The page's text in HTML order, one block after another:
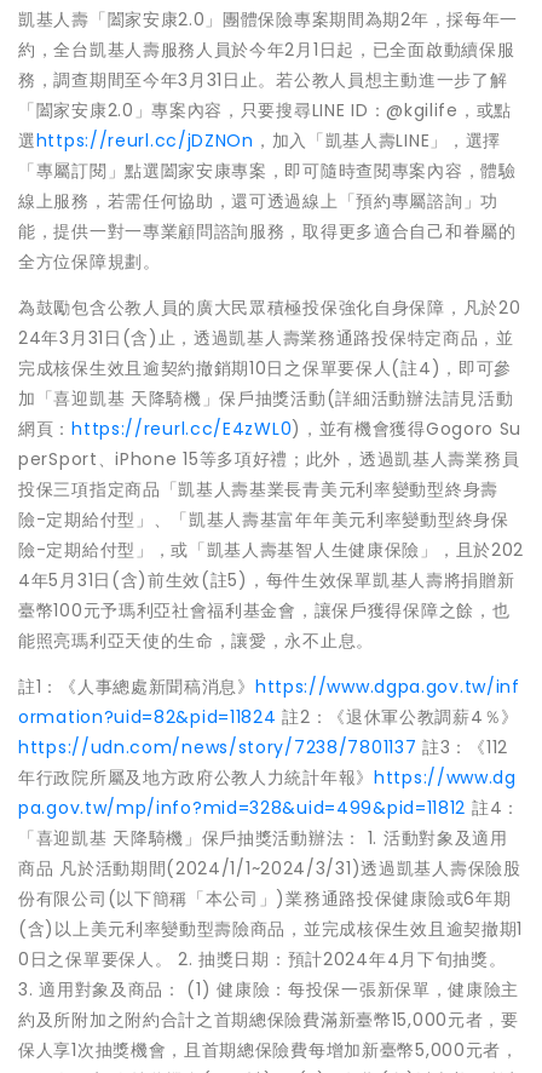
凱基人壽「闔家安康2.0」團體保險專案期間為期2年，採每年一
約，全台凱基人壽服務人員於今年2月1日起，已全面啟動續保服
務，調查期間至今年3月31日止。若公教人員想主動進一步了解
「闔家安康2.0」專案內容，只要搜尋LINE ID：@kgilife，或點
選https://reurl.cc/jDZNOn ，加入「凱基人壽LINE」，選擇
「專屬訂閱」點選闔家安康專案，即可隨時查閱專案內容，體驗
線上服務，若需任何協助，還可透過線上「預約專屬諮詢」功
能，提供一對一專業顧問諮詢服務，取得更多適合自己和眷屬的
全方位保障規劃。
為鼓勵包含公教人員的廣大民眾積極投保強化自身保障，凡於20
24年3月31日(含)止，透過凱基人壽業務通路投保特定商品，並
完成核保生效且逾契約撤銷期10日之保單要保人(註4)，即可參
加「喜迎凱基 天降騎機」保戶抽獎活動(詳細活動辦法請見活動
網頁：https://reurl.cc/E4zWL0)，並有機會獲得Gogoro Su
perSport、iPhone 15等多項好禮；此外，透過凱基人壽業務員
投保三項指定商品「凱基人壽基業長青美元利率變動型終身壽
險-定期給付型」、「凱基人壽基富年年美元利率變動型終身保
險-定期給付型」，或「凱基人壽基智人生健康保險」，且於202
4年5月31日(含)前生效(註5)，每件生效保單凱基人壽將捐贈新
臺幣100元予瑪利亞社會福利基金會，讓保戶獲得保障之餘，也
能照亮瑪利亞天使的生命，讓愛，永不止息。
註1：《人事總處新聞稿消息》 https://www.dgpa.gov.tw/inf
ormation?uid=82&pid=11824 註2：《退休軍公教調薪4％》
https://udn.com/news/story/7238/7801137 註3：《112
年行政院所屬及地方政府公教人力統計年報》 https://www.dg
pa.gov.tw/mp/info?mid=328&uid=499&pid=11812 註4：
「喜迎凱基 天降騎機」保戶抽獎活動辦法： 1. 活動對象及適用
商品 凡於活動期間(2024/1/1~2024/3/31)透過凱基人壽保險股
份有限公司(以下簡稱「本公司」)業務通路投保健康險或6年期
(含)以上美元利率變動型壽險商品，並完成核保生效且逾契撤期1
0日之保單要保人。 2. 抽獎日期：預計2024年4月下旬抽獎。
3. 適用對象及商品： (1) 健康險：每投保一張新保單，健康險主
約及所附加之附約合計之首期總保險費滿新臺幣15,000元者，要
保人享1次抽獎機會，且首期總保險費每增加新臺幣5,000元者，